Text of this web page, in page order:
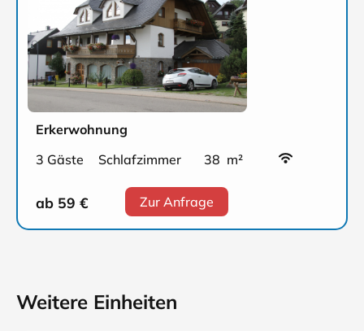
Erkerwohnung
3 Gäste
Schlafzimmer 38 m²
ab 59 € Zur Anfrage
Weitere Einheiten